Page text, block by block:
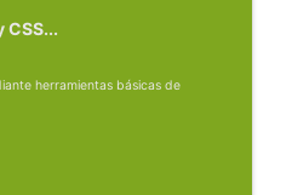
CSS...
herramientas básicas de